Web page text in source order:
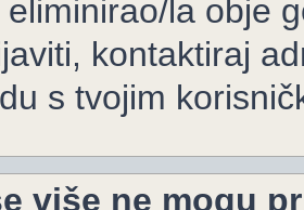
eliminirao/la obje
kontaktiraj
s tvojim
više ne mogu